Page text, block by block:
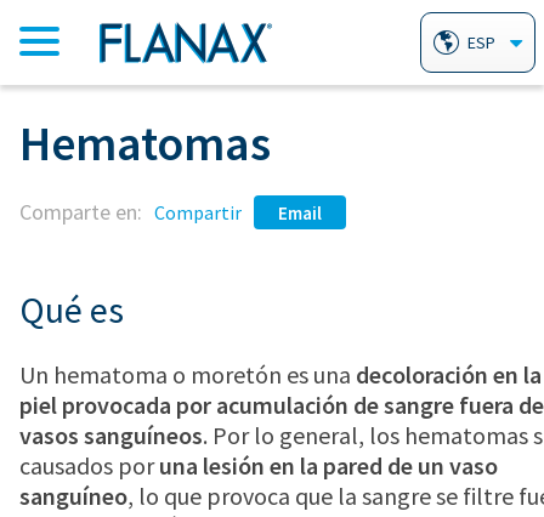
INICIO
PRODUCTOS
TABLETAS ANALGÉSICAS FLANAX
LINIMENTO FLANAX
PASTILLAS PARA LA GARGANTA
FLANAX
PADECIMIENTOS / TRATAMIENTOS
ACIDEZ Y AGRURAS
ARTRITIS
PORQUÉ FLANAX
PREGUNTAS FRECUENTES
ESP
Hematomas
Comparte en: Compartir Email
Qué es
Un hematoma o moretón es una decoloración en la
piel provocada por acumulación de sangre fuera
vasos sanguíneos. Por lo general, los hematomas
causados poruna lesión en la pared de un vaso
sanguíneo, lo que provoca que la sangre se filtre